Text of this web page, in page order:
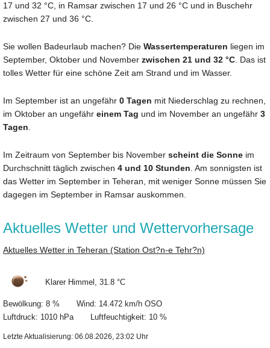
17 und 32 °C, in Ramsar zwischen 17 und 26 °C und in Buschehr
zwischen 27 und 36 °C.
Sie wollen Badeurlaub machen? Die Wassertemperaturen liegen im
September, Oktober und November zwischen 21 und 32 °C. Das ist
tolles Wetter für eine schöne Zeit am Strand und im Wasser.
Im September ist an ungefähr 0 Tagen mit Niederschlag zu rechnen,
im Oktober an ungefähr einem Tag und im November an ungefähr 3
Tagen.
Im Zeitraum von September bis November scheint die Sonne im
Durchschnitt täglich zwischen 4 und 10 Stunden. Am sonnigsten ist
das Wetter im September in Teheran, mit weniger Sonne müssen Sie
dagegen im September in Ramsar auskommen.
Aktuelles Wetter und Wettervorhersage
Aktuelles Wetter in Teheran (Station Ost?n-e Tehr?n)
Klarer Himmel, 31.8 °C
Bewölkung: 8 % Wind: 14.472 km/h OSO
Luftdruck: 1010 hPa Luftfeuchtigkeit: 10 %
Letzte Aktualisierung: 06.08.2026, 23:02 Uhr